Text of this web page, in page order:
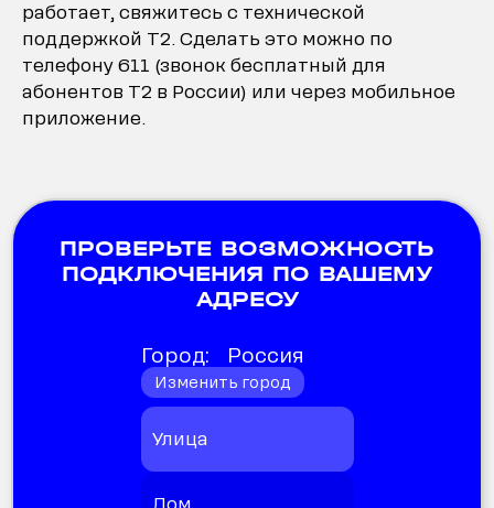
работает, свяжитесь с технической
поддержкой Т2. Сделать это можно по
телефону 611 (звонок бесплатный для
абонентов Т2 в России) или через мобильное
приложение.
ПРОВЕРЬТЕ ВОЗМОЖНОСТЬ
ПОДКЛЮЧЕНИЯ ПО ВАШЕМУ
АДРЕСУ
Город: Россия
Изменить город